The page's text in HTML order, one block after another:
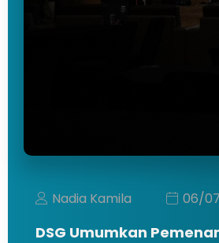
Nadia Kamila 06/
DSG Umumkan